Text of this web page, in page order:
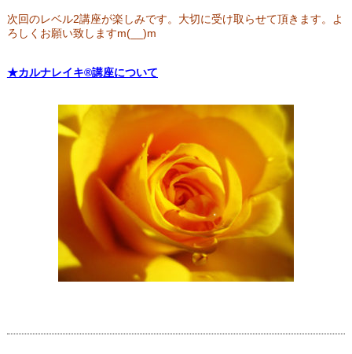
次回のレベル2講座が楽しみです。大切に受け取らせて頂きます。よ
ろしくお願い致しますm(__)m
★カルナレイキ®講座について